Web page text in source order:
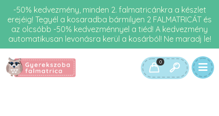
-50% kedvezmény, minden 2. falmatricánkra a készlet
erejéig! Tegyél a kosaradba bármilyen 2 FALMATRICÁT és
az olcsóbb -50% kedvezménnyel a tiéd! A kedvezmény
automatikusan levonásra kerül a kosárból! Ne maradj le!
0